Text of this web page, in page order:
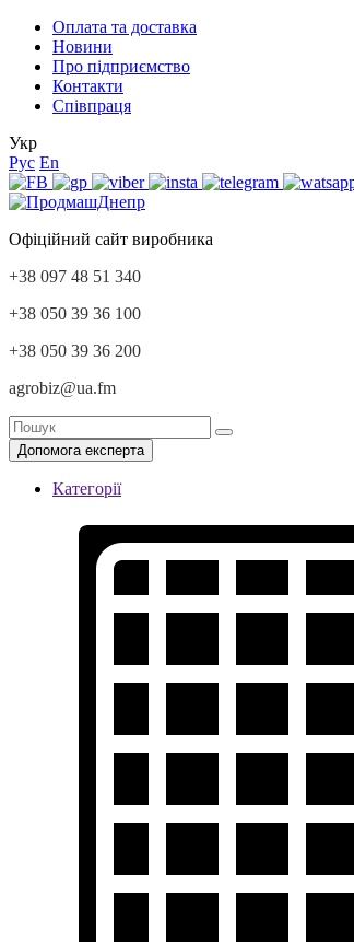
Оплата та доставка
Новини
Про підприємство
Контакти
Співпраця
Укр
Рус En
Офіційний сайт виробника
+38 097 48 51 340
+38 050 39 36 100
+38 050 39 36 200
agrobiz@ua.fm
Допомога експерта
Категорії